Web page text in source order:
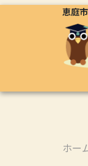
恵庭
ホー